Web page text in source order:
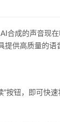
合成的声音现
供高质量的
按钮，即可快速